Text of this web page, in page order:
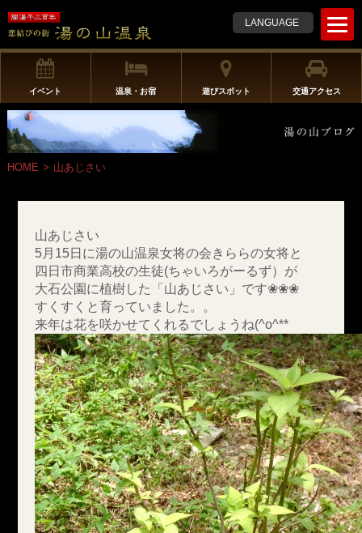
t
o
g
l
n
LANGUAGE
イベント 温泉・お宿 遊びスポット 交通アクセス
HOME > 山あじさい
山あじさい
5月15日に湯の山温泉女将の会きららの女将と
四日市商業高校の生徒(ちゃいろがーるず）が
大石公園に植樹した「山あじさい」です❀❀❀
すくすくと育っていました。。
来年は花を咲かせてくれるでしょうね(^o^**